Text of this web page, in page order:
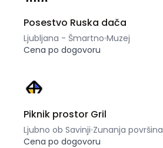
Posestvo Ruska dača
Ljubljana - Šmartno Muzej
Cena po dogovoru
Piknik prostor Gril
Ljubno ob Savinji Zunanja površina
Cena po dogovoru